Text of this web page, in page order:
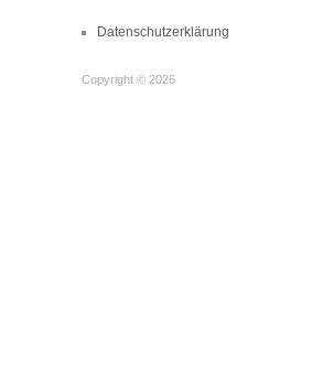
Datenschutzerklärung
Copyright © 2026